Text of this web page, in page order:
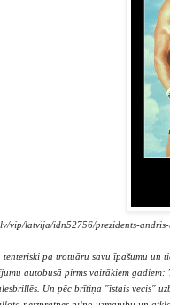
vip/latvija/idn52756/prezidents-andris-
tenteriski pa trotuāru savu īpašumu
autobusā pirms vairākiem
Un pēc brītiņa "īstais vecis"